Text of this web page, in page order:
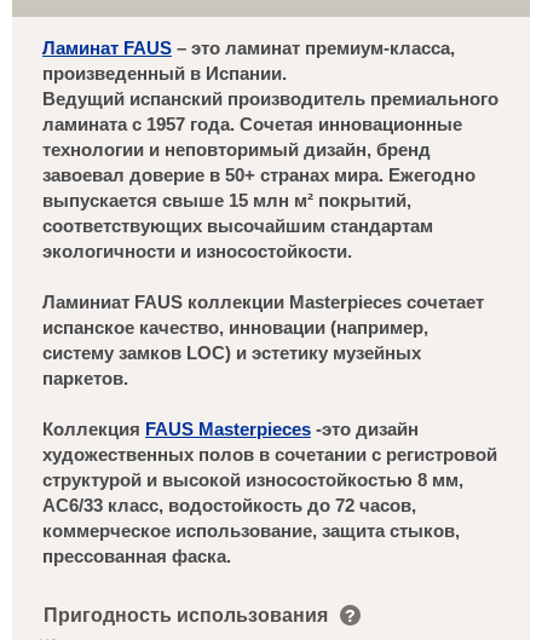
Ламинат FAUS – это ламинат премиум-класса,
произведенный в Испании.
Ведущий испанский производитель премиального
ламината с 1957 года. Сочетая инновационные
технологии и неповторимый дизайн, бренд
завоевал доверие в 50+ странах мира. Ежегодно
выпускается свыше 15 млн м² покрытий,
соответствующих высочайшим стандартам
экологичности и износостойкости.
Ламиниат FAUS коллекции Masterpieces сочетает
испанское качество, инновации (например,
систему замков LOC) и эстетику музейных
паркетов.
Коллекция FAUS Masterpieces -это дизайн
художественных полов в сочетании с регистровой
структурой и высокой износостойкостью 8 мм,
АС6/33 класс, водостойкость до 72 часов,
коммерческое использование, защита стыков,
прессованная фаска.
Пригодность использования